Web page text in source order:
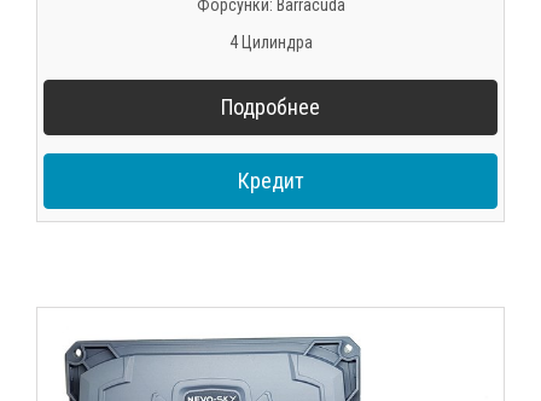
Форсунки: Barracuda
4 Цилиндра
Подробнее
Кредит